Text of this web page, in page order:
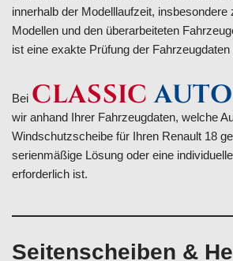
innerhalb der Modelllaufzeit, insbesondere
Modellen und den überarbeiteten
ist eine exakte Prüfung der Fahrzeugdaten
Bei CLASSIC
wir anhand Ihrer Fahrzeugdaten, welche
Windschutzscheibe für Ihren Renault 18
serienmäßige Lösung oder eine
erforderlich ist.
Seitenscheiben &